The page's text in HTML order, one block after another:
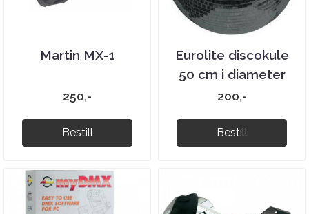
Martin MX-1
250,-
Bestill
Eurolite discokule
50 cm i diameter
sort
200,-
Bestill